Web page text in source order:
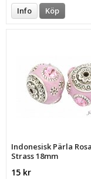
Info Köp
Indonesisk Pärla
Strass 18mm
15 kr